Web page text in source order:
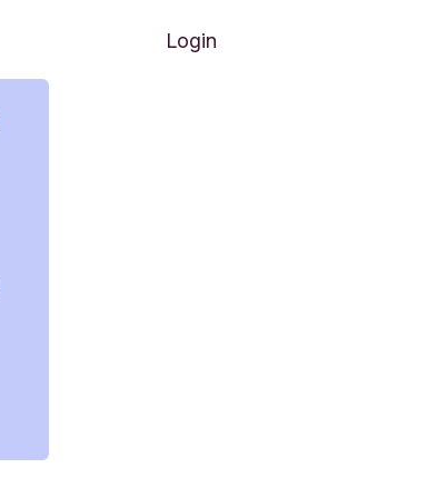
Login
Nächste Menüpunkte